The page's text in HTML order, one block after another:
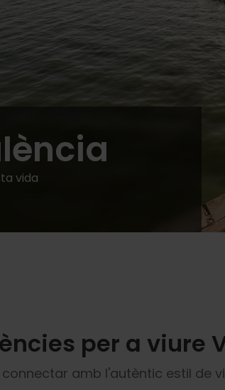
vida
per a viure
connectar amb l'autèntic estil de